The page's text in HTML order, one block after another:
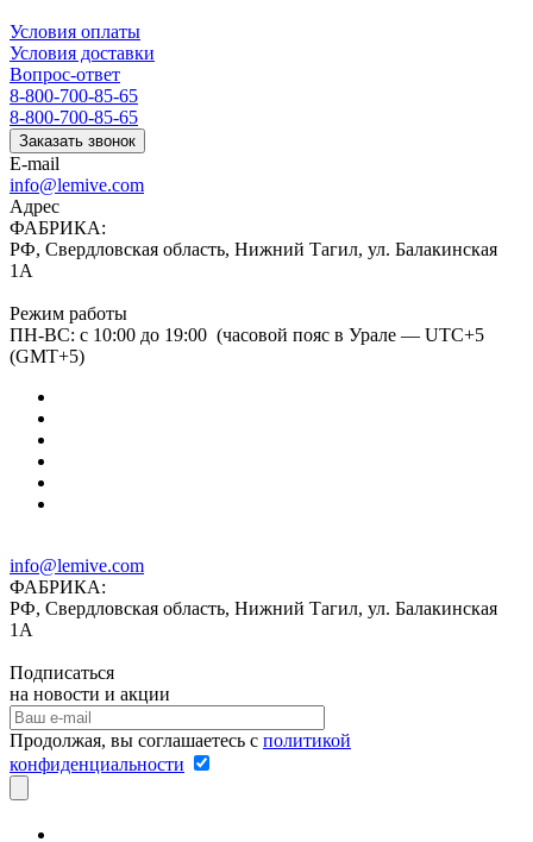
Условия оплаты
Условия доставки
Вопрос-ответ
8-800-700-85-65
8-800-700-85-65
Заказать звонок
E-mail
info@lemive.com
Адрес
ФАБРИКА:
РФ, Свердловская область, Нижний Тагил, ул. Балакинская
1А
Режим работы
ПН-ВС: с 10:00 до 19:00 (часовой пояс в Урале — UTC+5
(GMT+5)
info@lemive.com
ФАБРИКА:
РФ, Свердловская область, Нижний Тагил, ул. Балакинская
1А
Подписаться
на новости и акции
Продолжая, вы соглашаетесь с политикой
конфиденциальности